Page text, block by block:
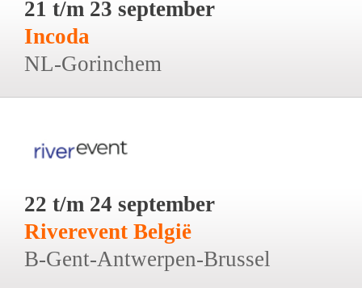
21 t/m 23 september
Incoda
NL-Gorinchem
22 t/m 24 september
Riverevent België
B-Gent-Antwerpen-Brussel